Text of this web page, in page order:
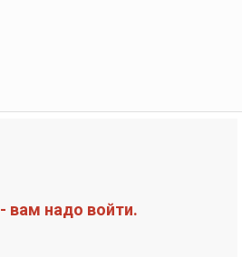
вам надо войти.